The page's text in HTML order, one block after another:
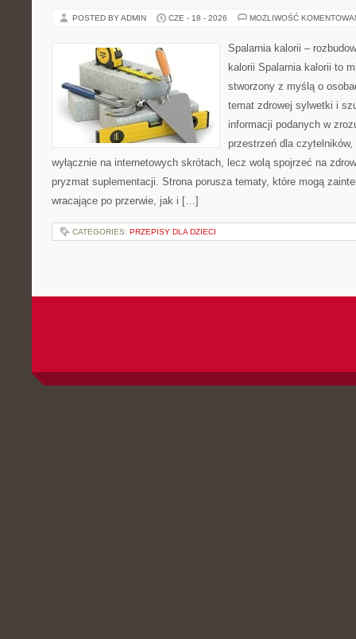
POSTED BY ADMIN CZE - 18 - 2026 MOŻLIWOŚĆ
Spalarnia kalorii –
kalorii Spalarnia kalorii to
stworzony z myślą o
temat zdrowej sylwetki i
informacji podanych w
przestrzeń dla
wyłącznie na internetowych skrótach, lecz wolą spojrzeć na
pryzmat suplementacji. Strona porusza tematy, które mogą
wracające po przerwie, jak i […]
CATEGORIES: PRZEPISY DLA DZIECI